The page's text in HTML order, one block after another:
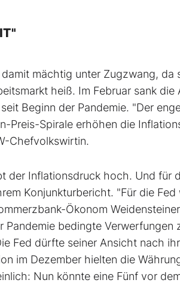
mächtig unter Zugzwang,
heiß. Im Februar sank
Beginn der Pandemie. "Der
Preis-Spirale erhöhen die
Chefvolkswirtin.
der Inflationsdruck hoch. Und für
Konjunkturbericht. "Für die
Ökonom
Pandemie bedingte Verwerfungen
Fed dürfte seiner Ansicht nach
im Dezember hielten die
Nun könnte eine Fünf vor